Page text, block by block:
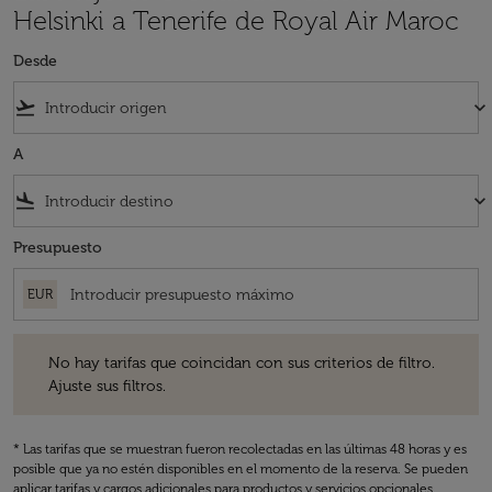
Helsinki a Tenerife de Royal Air Maroc
Desde
flight_takeoff keyboard_arrow_down
A
flight_land keyboard_arrow_down
Presupuesto
EUR
No hay tarifas que coincidan con sus criterios de filtro.
Ajuste sus filtros.
* Las tarifas que se muestran fueron recolectadas en las últimas 48 horas y es
posible que ya no estén disponibles en el momento de la reserva. Se pueden
aplicar tarifas y cargos adicionales para productos y servicios opcionales.